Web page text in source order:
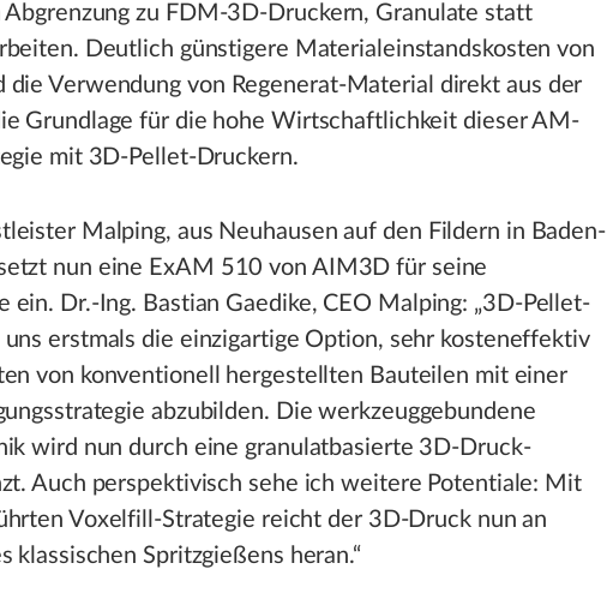
Abgrenzung zu FDM-3D-Druckern, Granulate statt
Deutlich günstigere Materialeinstandskosten von
die Verwendung von Regenerat-Material direkt aus der
Grundlage für die hohe Wirtschaftlichkeit dieser AM-
mit 3D-Pellet-Druckern.
Malping, aus Neuhausen auf den Fildern in Baden-
nun eine ExAM 510 von AIM3D für seine
ein. Dr.-Ing. Bastian Gaedike, CEO Malping: „3D-Pellet-
erstmals die einzigartige Option, sehr kosteneffektiv
von konventionell hergestellten Bauteilen mit einer
abzubilden. Die werkzeuggebundene
wird nun durch eine granulatbasierte 3D-Druck-
Auch perspektivisch sehe ich weitere Potentiale: Mit
Voxelfill-Strategie reicht der 3D-Druck nun an
klassischen Spritzgießens heran.“